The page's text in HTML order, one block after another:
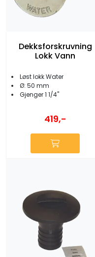
Dekksforskruvning
Lokk Vann
Løst lokk Water
Ø: 50 mm
Gjenger 1 1/4''
419,-